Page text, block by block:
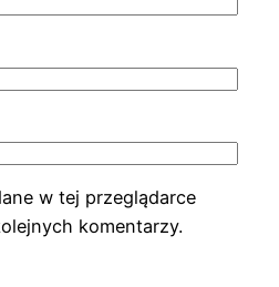
w tej przeglądarce
komentarzy.